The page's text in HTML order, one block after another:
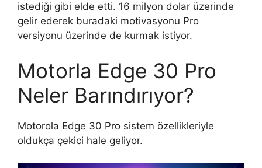
istediği gibi elde etti. 16 milyon dolar üzerinde
gelir ederek buradaki motivasyonu Pro
versiyonu üzerinde de kurmak istiyor.
Motorla Edge 30 Pro
Neler Barındırıyor?
Motorola Edge 30 Pro sistem özellikleriyle
oldukça çekici hale geliyor.